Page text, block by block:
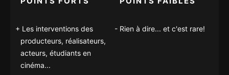
Les interventions des
producteurs, réalisateurs,
acteurs, étudiants en
cinéma...
Rien à dire... et c'est rare!